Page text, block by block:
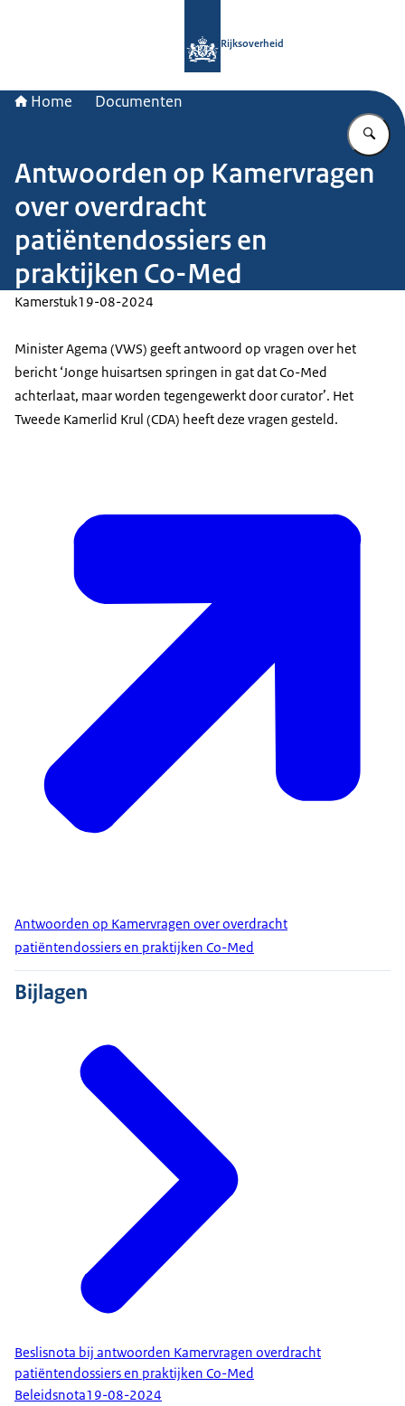
Rijksoverheid
Home Documenten
Antwoorden op Kamervragen
over overdracht
patiëntendossiers en
praktijken Co-Med
Kamerstuk19-08-2024
Minister Agema (VWS) geeft antwoord op vragen over het
bericht ‘Jonge huisartsen springen in gat dat Co-Med
achterlaat, maar worden tegengewerkt door curator’. Het
Tweede Kamerlid Krul (CDA) heeft deze vragen gesteld.
Antwoorden op Kamervragen over overdracht
patiëntendossiers en praktijken Co-Med
Bijlagen
Beslisnota bij antwoorden Kamervragen overdracht
patiëntendossiers en praktijken Co-Med
Beleidsnota19-08-2024